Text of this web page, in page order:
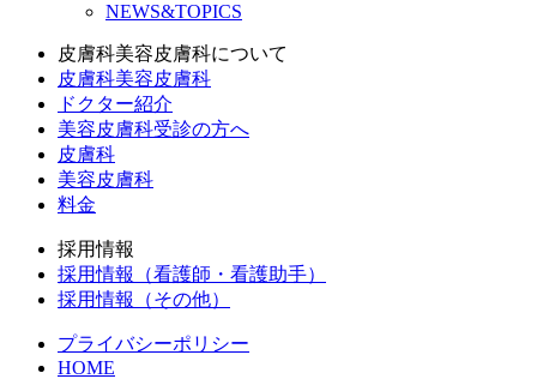
NEWS&TOPICS
皮膚科美容皮膚科について
皮膚科美容皮膚科
ドクター紹介
美容皮膚科受診の方へ
皮膚科
美容皮膚科
料金
採用情報
採用情報（看護師・看護助手）
採用情報（その他）
プライバシーポリシー
HOME